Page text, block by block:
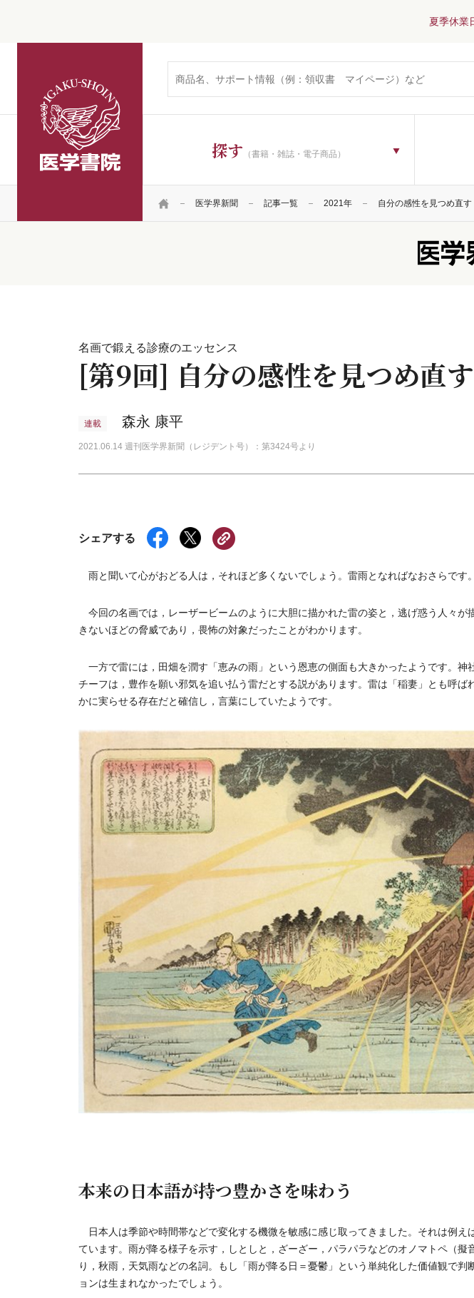
夏季休業
探す （書籍・雑誌・電子商品）
HOME 医学界新聞 記事一覧 2021年 自分の感性を見つめ直す
名画で鍛える診療のエッセンス
[第9回] 自分の感性を見つめ直す
連載 森永 康平
2021.06.14 週刊医学界新聞（レジデント号）：第3424号より
シェアする
雨と聞いて心がおどる人は，それほど多くないでしょう。雷雨となればなおさらです。
今回の名画では，レーザービームのように大胆に描かれた雷の姿と，逃げ惑う人々が
きないほどの脅威であり，畏怖の対象だったことがわかります。
一方で雷には，田畑を潤す「恵みの雨」という恩恵の側面も大きかったようです。神
チーフは，豊作を願い邪気を追い払う雷だとする説があります。雷は「稲妻」とも呼ば
かに実らせる存在だと確信し，言葉にしていたようです。
本来の日本語が持つ豊かさを味わう
日本人は季節や時間帯などで変化する機微を敏感に感じ取ってきました。それは例え
ています。雨が降る様子を示す，しとしと，ざーざー，パラパラなどのオノマトペ（
り，秋雨，天気雨などの名詞。もし「雨が降る日＝憂鬱」という単純化した価値観で
ョンは生まれなかったでしょう。